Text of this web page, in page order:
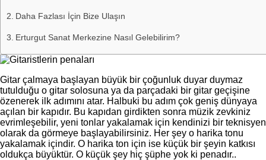
Daha Fazlası İçin Bize Ulaşın
Erturgut Sanat Merkezine Nasıl Gelebilirim?
Gitar çalmaya başlayan büyük bir çoğunluk duyar duymaz
tutulduğu o gitar solosuna ya da parçadaki bir gitar geçişine
özenerek ilk adımını atar. Halbuki bu adım çok geniş dünyaya
açılan bir kapıdır. Bu kapıdan girdikten sonra müzik zevkiniz
evrimleşebilir, yeni tonlar yakalamak için kendinizi bir teknisyen
olarak da görmeye başlayabilirsiniz. Her şey o harika tonu
yakalamak içindir. O harika ton için ise küçük bir şeyin katkısı
oldukça büyüktür. O küçük şey hiç şüphe yok ki penadır..